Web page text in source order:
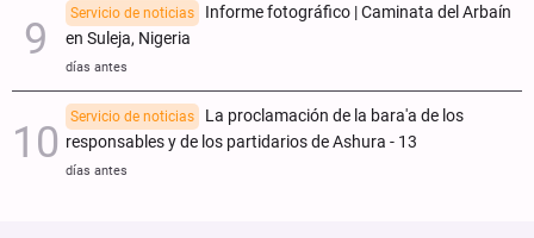
Servicio de noticias
Informe fotográfico | Caminata del Arbaín
en Suleja, Nigeria
días antes
Servicio de noticias
La proclamación de la bara'a de los
responsables y de los partidarios de Ashura - 13
días antes